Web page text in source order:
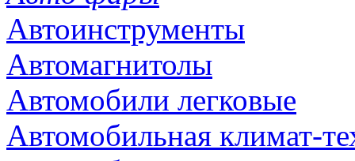
Автоинструменты
Автомагнитолы
Автомобили легковые
Автомобильная климат-